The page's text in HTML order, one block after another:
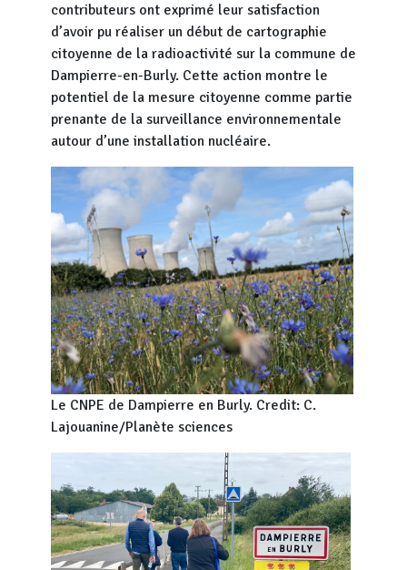
contributeurs ont exprimé leur satisfaction
d’avoir pu réaliser un début de cartographie
citoyenne de la radioactivité sur la commune de
Dampierre-en-Burly. Cette action montre le
potentiel de la mesure citoyenne comme partie
prenante de la surveillance environnementale
autour d’une installation nucléaire.
Le CNPE de Dampierre en Burly. Credit: C.
Lajouanine/Planète sciences